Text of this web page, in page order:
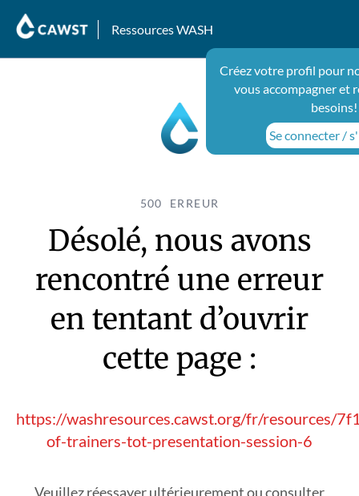
Ressources WASH
Créez votre profil pour
vous accompagner et
besoins!
Se connecter /
500 ERREUR
Désolé, nous avons
rencontré une erreur
en tentant d’ouvrir
cette page :
https://washresources.cawst.org/fr/resources/
of-trainers-tot-presentation-session-6
Veuillez réessayer ultérieurement ou consulter